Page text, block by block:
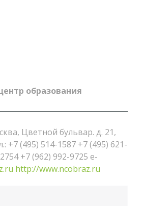
образования
Цветной бульвар. д. 21,
+7 (495) 514-1587 +7 (495) 621-
+7 (962) 992-9725 e-
http://www.ncobraz.ru